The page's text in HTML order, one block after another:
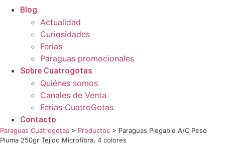
Blog
Actualidad
Curiosidades
Ferias
Paraguas promocionales
Sobre Cuatrogotas
Quiénes somos
Canales de Venta
Ferias CuatroGotas
Contacto
Paraguas Cuatrogotas > Productos > Paraguas Plegable A/C Peso
Pluma 250gr Tejido Microfibra, 4 colores